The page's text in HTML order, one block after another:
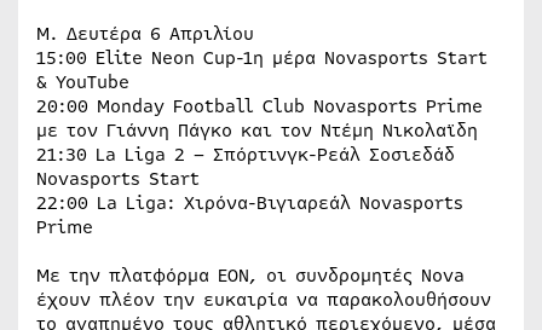
M. Δευτέρα 6 Απριλίου
15:00 Elite Neon Cup-1η μέρα Novasports Start
& YouTube
20:00 Monday Football Club Novasports Prime
με τον Γιάννη Πάγκο και τον Ντέμη Νικολαϊδη
21:30 La Liga 2 – Σπόρτινγκ-Ρεάλ Σοσιεδάδ
Novasports Start
22:00 La Liga: Χιρόνα-Βιγιαρεάλ Novasports
Prime
Με την πλατφόρμα EON, οι συνδρομητές Nova
έχουν πλέον την ευκαιρία να παρακολουθήσουν
το αγαπημένο τους αθλητικό περιεχόμενο, μέσα